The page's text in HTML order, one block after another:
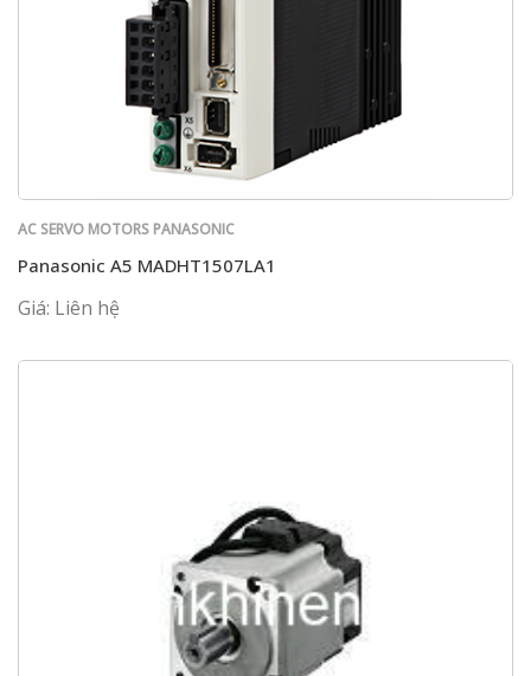
AC SERVO MOTORS PANASONIC
Panasonic A5 MADHT1507LA1
Giá: Liên hệ